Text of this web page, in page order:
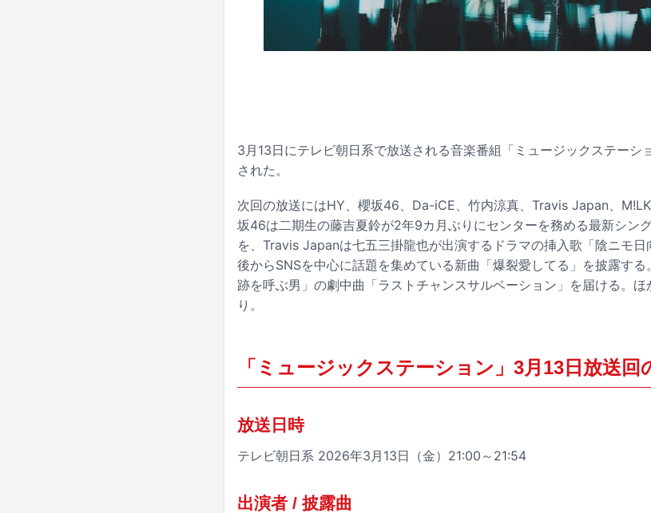
3月13日にテレビ朝日系で放送される音楽番組「ミュージックステーシ
された。
次回の放送にはHY、櫻坂46、Da-iCE、竹内涼真、Travis Japan、
坂46は二期生の藤吉夏鈴が2年9カ月ぶりにセンターを務める最新シン
を、Travis Japanは七五三掛龍也が出演するドラマの挿入歌「陰ニモ
後からSNSを中心に話題を集めている新曲「爆裂愛してる」を披露す
跡を呼ぶ男」の劇中曲「ラストチャンスサルベーション」を届ける。
り。
「ミュージックステーション」3月13日放送回
放送日時
テレビ朝日系 2026年3月13日（金）21:00～21:54
出演者 / 披露曲